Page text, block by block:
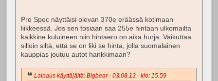
Pro Spec näyttäisi olevan 370e eräässä kotimaan
liikkeessä. Jos sen tosiaan saa 255e hintaan ulkomailta
kaikkine kuluineen niin hintaero on aika hurja. Vaikuttaa
silloin siltä, että se on liki se hinta, jolla suomalainen
kauppias joutuu autot hankkimaan?
Lainaus käyttäjältä: Bigbear - 03.08.13 - klo: 15.59